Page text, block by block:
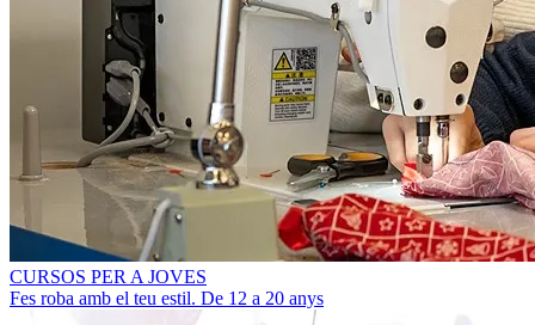
CURSOS PER A JOVES
Fes roba amb el teu estil. De 12 a 20 anys